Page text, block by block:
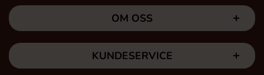
OM OSS
KUNDESERVICE